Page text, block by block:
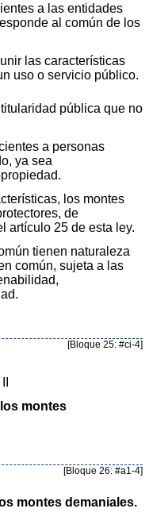
a las entidades
al común de los
las características
uso o servicio público.
pública que no
a personas
ya sea
los montes
de
artículo 25 de esta ley.
tienen naturaleza
común, sujeta a las
[Bloque 25: #ci-4]
montes
[Bloque 26: #a1-4]
montes demaniales.